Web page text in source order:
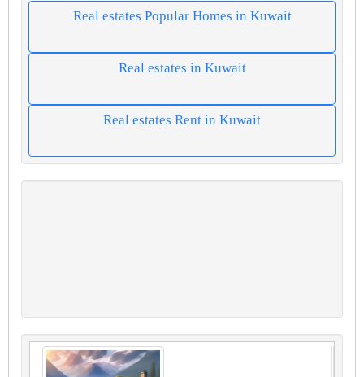
Real estates Popular Homes in Kuwait
Real estates in Kuwait
Real estates Rent in Kuwait